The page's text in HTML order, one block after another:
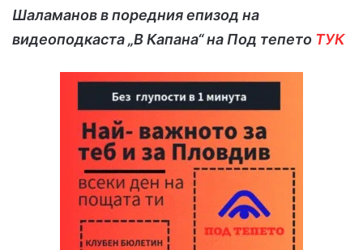
Шаламанов в поредния епизод на
видеоподкаста „В Капана“ на Под тепето ТУК